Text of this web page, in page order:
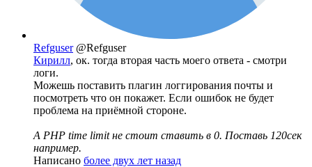
Refguser @Refguser
Кирилл, ок. тогда вторая часть моего ответа - смотри
логи.
Можешь поставить плагин логгирования почты и
посмотреть что он покажет. Если ошибок не будет
проблема на приёмной стороне.
А PHP time limit не стоит ставить в 0. Поставь 120сек
например.
Написано более двух лет назад